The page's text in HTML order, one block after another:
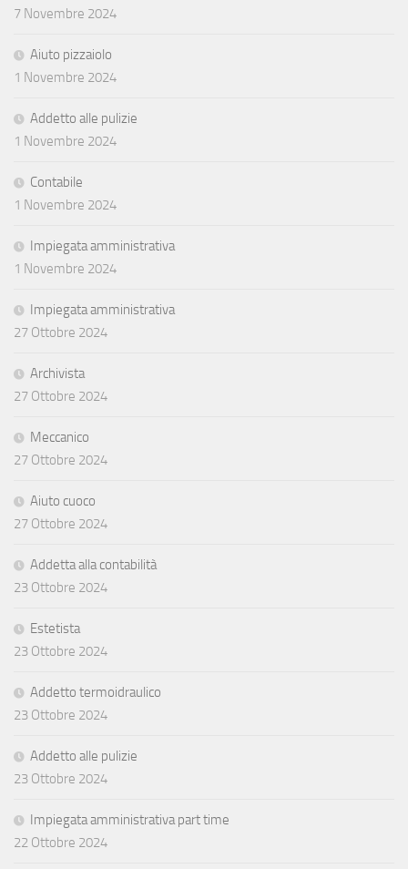
7 Novembre 2024
Aiuto pizzaiolo
1 Novembre 2024
Addetto alle pulizie
1 Novembre 2024
Contabile
1 Novembre 2024
Impiegata amministrativa
1 Novembre 2024
Impiegata amministrativa
27 Ottobre 2024
Archivista
27 Ottobre 2024
Meccanico
27 Ottobre 2024
Aiuto cuoco
27 Ottobre 2024
Addetta alla contabilità
23 Ottobre 2024
Estetista
23 Ottobre 2024
Addetto termoidraulico
23 Ottobre 2024
Addetto alle pulizie
23 Ottobre 2024
Impiegata amministrativa part time
22 Ottobre 2024